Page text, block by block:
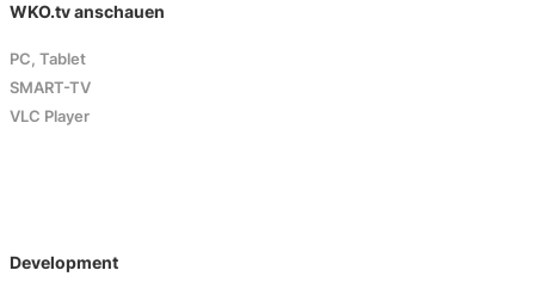
WKO.tv anschauen
PC, Tablet
SMART-TV
VLC Player
Development